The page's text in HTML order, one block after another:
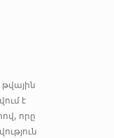
է
որը